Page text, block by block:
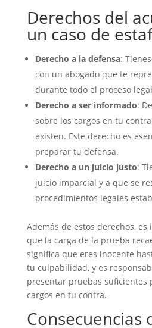
Derechos del
un caso de
Derecho a la defensa:
con un abogado que te
durante todo el proceso
Derecho a ser informado:
sobre los cargos en tu
existen. Este derecho es
preparar tu defensa.
Derecho a un juicio justo:
juicio imparcial y a que se
procedimientos legales
Además de estos derechos,
que la carga de la prueba
significa que eres inocente
tu culpabilidad, y es
presentar pruebas suficientes
cargos en tu contra.
Consecuencias